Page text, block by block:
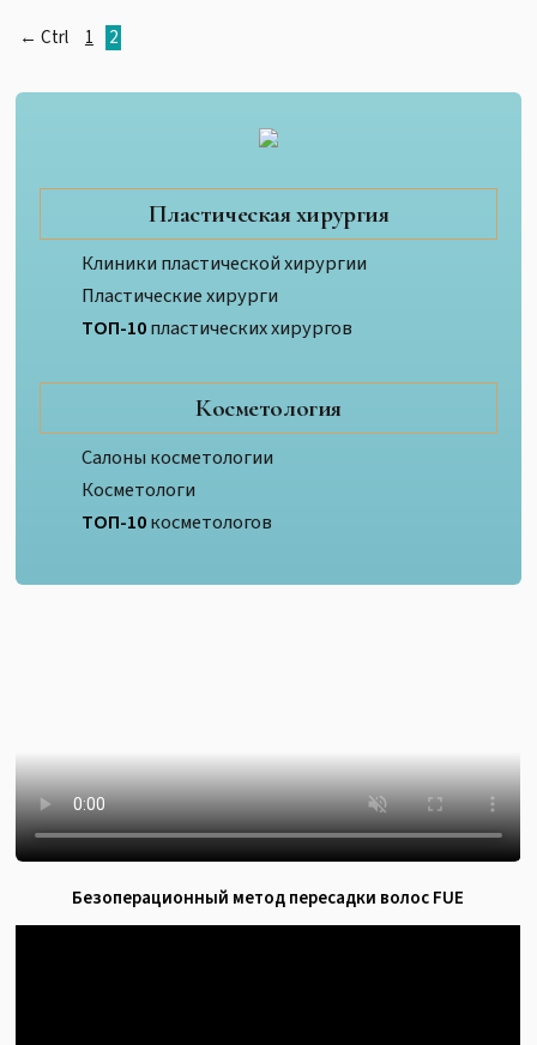
← Ctrl 1 2
Пластическая хирургия
Клиники пластической хирургии
Пластические хирурги
ТОП-10пластических хирургов
Косметология
Салоны косметологии
Косметологи
ТОП-10косметологов
Безоперационный метод пересадки волос FUE